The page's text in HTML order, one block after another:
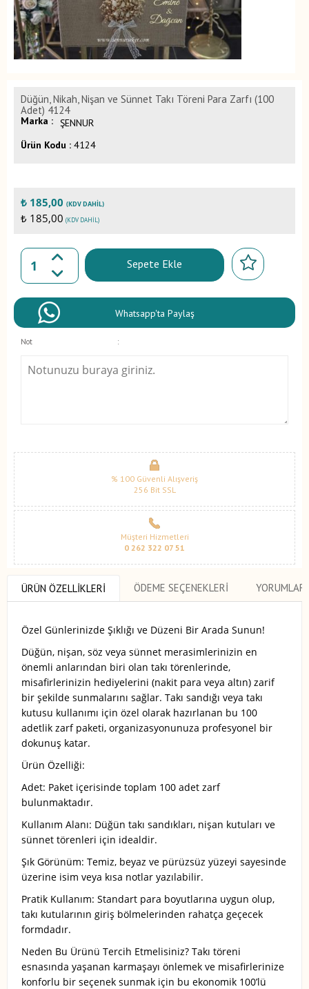
Düğün, Nikah, Nişan ve Sünnet Takı Töreni Para Zarfı (100
Adet) 4124
Marka : ŞENNUR
Ürün Kodu : 4124
₺ 185,00 (KDV DAHIL)
₺ 185,00 (KDV DAHIL)
Sepete Ekle
Whatsapp'ta Paylaş
Not :
% 100 Güvenli Alışveriş
256 Bit SSL
Müşteri Hizmetleri
0 262 322 07 51
ÜRÜN ÖZELLIKLERI ÖDEME SEÇENEKLERI YORUMLAR
Özel Günlerinizde Şıklığı ve Düzeni Bir Arada Sunun!
Düğün, nişan, söz veya sünnet merasimlerinizin en
önemli anlarından biri olan takı törenlerinde,
misafirlerinizin hediyelerini (nakit para veya altın) zarif
bir şekilde sunmalarını sağlar. Takı sandığı veya takı
kutusu kullanımı için özel olarak hazırlanan bu 100
adetlik zarf paketi, organizasyonunuza profesyonel bir
dokunuş katar.
Ürün Özelliği:
Adet: Paket içerisinde toplam 100 adet zarf
bulunmaktadır.
Kullanım Alanı: Düğün takı sandıkları, nişan kutuları ve
sünnet törenleri için idealdir.
Şık Görünüm: Temiz, beyaz ve pürüzsüz yüzeyi sayesinde
üzerine isim veya kısa notlar yazılabilir.
Pratik Kullanım: Standart para boyutlarına uygun olup,
takı kutularının giriş bölmelerinden rahatça geçecek
formdadır.
Neden Bu Ürünü Tercih Etmelisiniz? Takı töreni
esnasında yaşanan karmaşayı önlemek ve misafirlerinize
konforlu bir seçenek sunmak için bu ekonomik 100’lü